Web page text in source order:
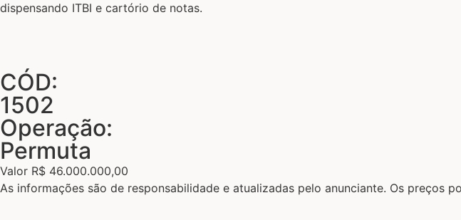
dispensando ITBI e cartório de notas.
CÓD:
1502
Operação:
Permuta
Valor R$ 46.000.000,00
As informações são de responsabilidade e atualizadas pelo anunciante. Os preços